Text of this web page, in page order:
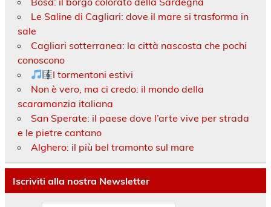
Le Saline di Cagliari: dove il mare si trasforma in
sale
Cagliari sotterranea: la città nascosta che pochi
conoscono
I tormentoni estivi
Non è vero, ma ci credo: il mondo della
scaramanzia italiana
San Sperate: il paese dove l’arte vive per strada
e le pietre cantano
Alghero: il più bel tramonto sul mare
Iscriviti alla nostra Newsletter